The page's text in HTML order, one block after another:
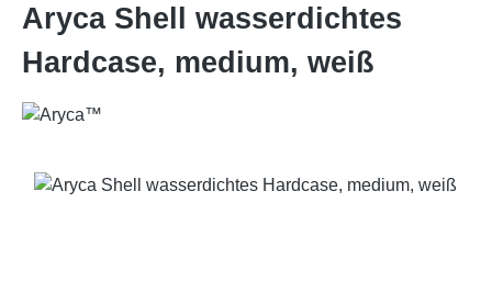
Aryca Shell wasserdichtes
Hardcase, medium, weiß